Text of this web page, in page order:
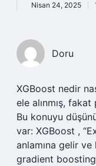
Nisan 24, 2025
Doru
XGBoost nedir
ele alınmış, fakat
Bu konuyu
var: XGBoost ,
anlamına gelir
gradient boosting